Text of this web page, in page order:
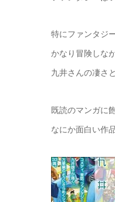
特にファンタジ
かなり冒険しな
九井さんの凄さ
既読のマンガに
なにか面白い作